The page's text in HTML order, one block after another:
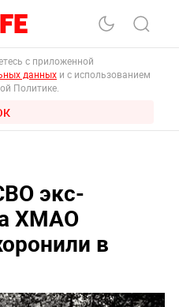
с приложенной
данных и с использованием
Политике.
экс-
ХМАО
в